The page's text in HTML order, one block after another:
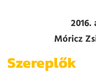
Móricz
Szereplők